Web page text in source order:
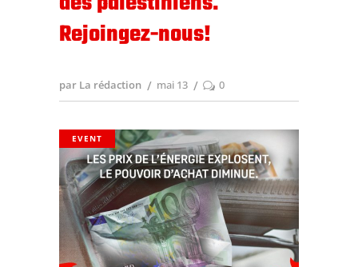
Rejoingez-nous!
par La rédaction mai 13 0
EVENT